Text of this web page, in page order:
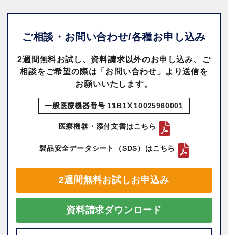
ご相談・お問い合わせ/各種お申し込み
2週間無料お試し、資料請求以外のお申し込み、ご
相談をご希望の際は「お問い合わせ」より送信を
お願いいたします。
一般医療機器番号 11B1Ⅹ10025960001
医療機器・添付文書はこちら
製品安全データシート（SDS）はこちら
2週間無料お試しお申込み
資料請求ダウンロード